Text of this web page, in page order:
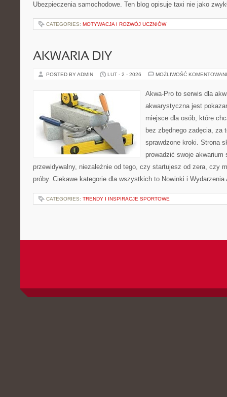
Ubezpieczenia samochodowe. Ten blog opisuje taxi nie jako
CATEGORIES: MOTYWACJA I ROZWÓJ UCZNIÓW
AKWARIA DIY
POSTED BY ADMIN LUT - 2 - 2026 MOŻLIWOŚĆ
Akwa-Pro to serwis dla
akwarystyczna jest
miejsce dla osób, które
bez zbędnego zadęcia, za
sprawdzone kroki. Strona
prowadzić swoje akwarium
przewidywalny, niezależnie od tego, czy startujesz od zera, czy
próby. Ciekawe kategorie dla wszystkich to Nowinki i
CATEGORIES: TRENDY I INSPIRACJE SPORTOWE